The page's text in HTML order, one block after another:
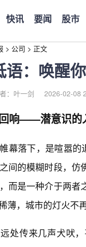
快讯 要闻 股市
> 公司 > 正文
语：唤醒
：叶一剑 2026-02-08
响——潜意识的
幕落下，是喧嚣的
间的模糊时段，
而是一种介于两
薄，城市的灯火不
处传来几声犬吠